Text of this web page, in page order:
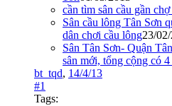
cần tìm sân cầu gần
Sân cầu lông Tân Sơn
dân chơi cầu lông23/
Sân Tân Sơn- Quận
sân mới, tổng cộng có 4
bt_tqd, 14/4/13
#1
Tags: